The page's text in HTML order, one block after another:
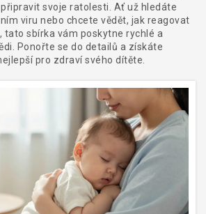
svoje ratolesti. Ať už hledáte
viru nebo chcete vědět, jak reagovat
tato sbírka vám poskytne rychlé a
Ponořte se do detailů a získáte
pro zdraví svého dítěte.